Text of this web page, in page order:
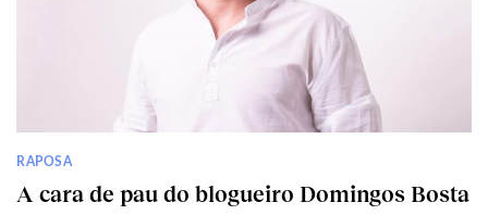
RAPOSA
A cara de pau do blogueiro Domingos Bosta